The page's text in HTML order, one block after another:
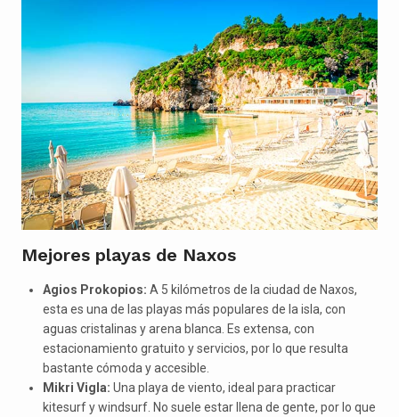
Mejores playas de Naxos
Agios Prokopios: A 5 kilómetros de la ciudad de Naxos,
esta es una de las playas más populares de la isla, con
aguas cristalinas y arena blanca. Es extensa, con
estacionamiento gratuito y servicios, por lo que resulta
bastante cómoda y accesible.
Mikri Vigla: Una playa de viento, ideal para practicar
kitesurf y windsurf. No suele estar llena de gente, por lo que